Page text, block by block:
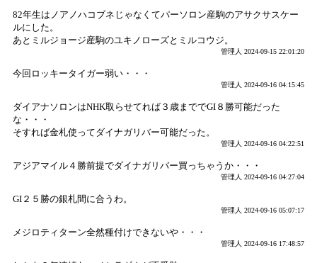
82年生はノアノハコブネじゃなくてパーソロン産駒のアサクサスケー
ルにした。
あとミルジョージ産駒のユキノローズとミルコウジ。
管理人 2024-09-15 22:01:20
今回ロッキータイガー弱い・・・
管理人 2024-09-16 04:15:45
ダイアナソロンはNHK取らせてれば３歳まででGI８勝可能だった
な・・・
そすれば金札使ってダイナガリバー可能だった。
管理人 2024-09-16 04:22:51
アジアマイル４勝前提でダイナガリバー買っちゃうか・・・
管理人 2024-09-16 04:27:04
GI２５勝の銀札間に合うわ。
管理人 2024-09-16 05:07:17
メジロティターン全然種付けできないや・・・
管理人 2024-09-16 17:48:57